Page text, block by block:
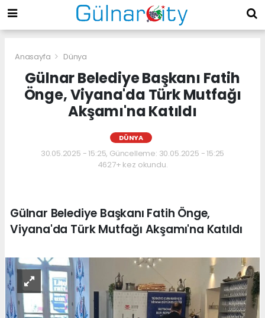
Anasayfa Dünya
Gülnar Belediye Başkanı Fatih
Önge, Viyana'da Türk Mutfağı
Akşamı'na Katıldı
DÜNYA
30.05.2025 - 15:25, Güncelleme: 30.05.2025 - 15:25
4627+ kez okundu.
Gülnar Belediye Başkanı Fatih Önge,
Viyana'da Türk Mutfağı Akşamı'na Katıldı